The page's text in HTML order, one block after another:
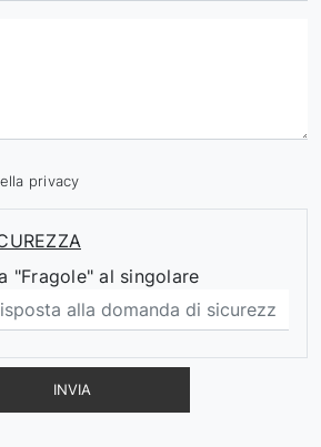
privacy
"Fragole" al singolare
INVIA